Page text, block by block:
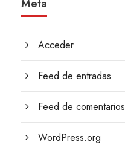
Meta
Acceder
Feed de entradas
Feed de comentarios
WordPress.org